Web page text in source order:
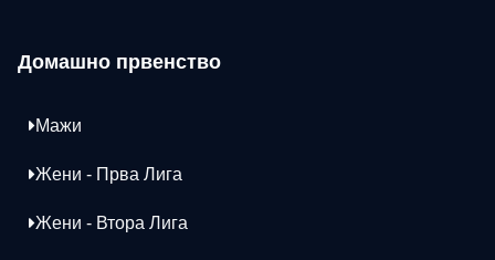
Домашно првенство
Мажи
Жени - Прва Лига
Жени - Втора Лига